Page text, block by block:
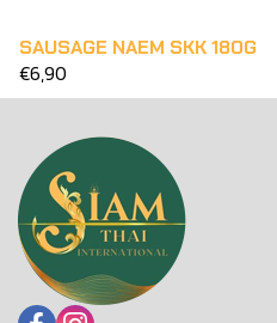
SAUSAGE NAEM SKK 180G
€6,90